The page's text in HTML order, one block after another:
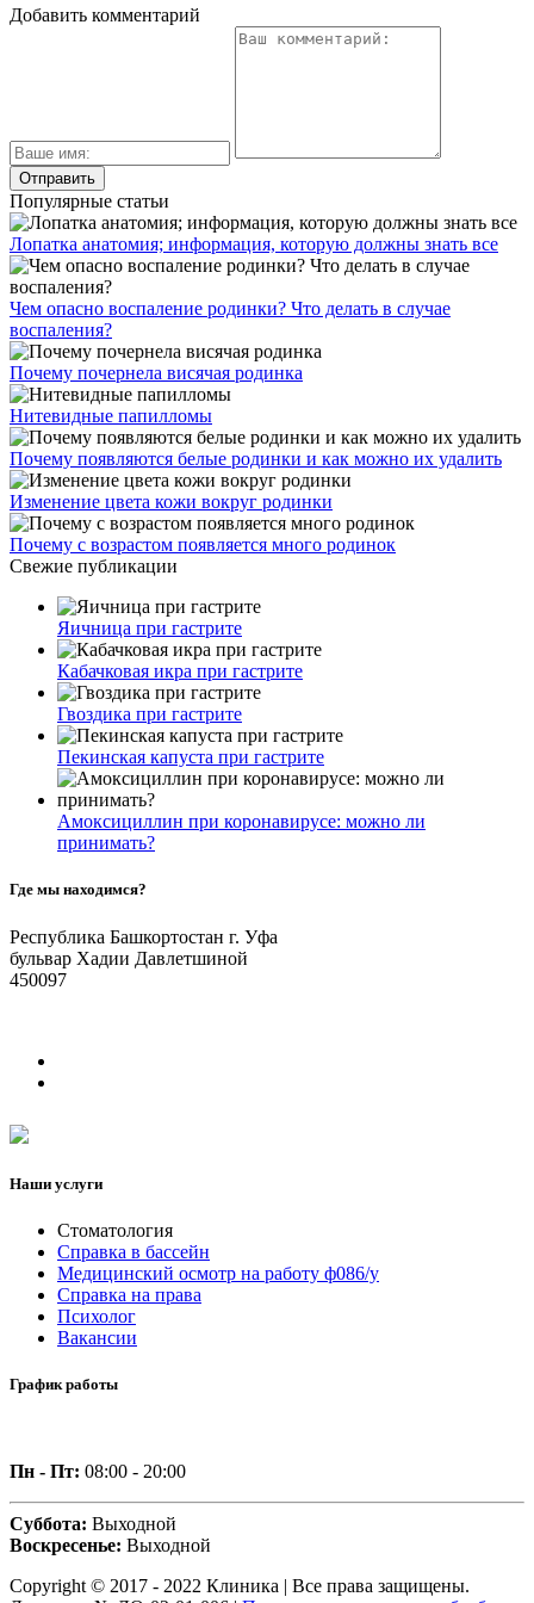
Добавить комментарий
Популярные статьи
Лопатка анатомия; информация, которую должны знать все
Чем опасно воспаление родинки? Что делать в случае
воспаления?
Почему почернела висячая родинка
Нитевидные папилломы
Почему появляются белые родинки и как можно их удалить
Изменение цвета кожи вокруг родинки
Почему с возрастом появляется много родинок
Свежие публикации
Яичница при гастрите
Кабачковая икра при гастрите
Гвоздика при гастрите
Пекинская капуста при гастрите
Амоксициллин при коронавирусе: можно ли
принимать?
Где мы находимся?
Республика Башкортостан г. Уфа
бульвар Хадии Давлетшиной
450097
Наши услуги
Стоматология
Справка в бассейн
Медицинский осмотр на работу ф086/у
Справка на права
Психолог
Вакансии
График работы
Пн - Пт: 08:00 - 20:00
Суббота: Выходной
Воскресенье: Выходной
Copyright © 2017 - 2022 Клиника | Все права защищены.